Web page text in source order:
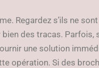
Regardez s’ils ne
des tracas.
une solution
opération. Si des